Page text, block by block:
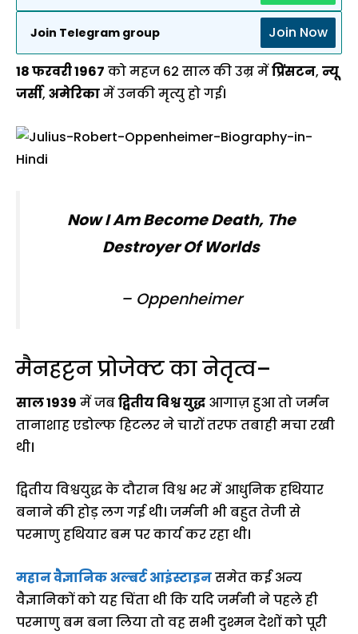
Join Telegram group Join Now
18 फरवरी 1967 को महज 62 साल की उम्र मेंप्रिंसटन, न्यू
जर्सी, अमेरिकामें उनकी मृत्यु हो गई।
Now I Am Become Death, The
Destroyer Of Worlds
– Oppenheimer
मैनहट्टन प्रोजेक्ट का नेतृत्व–
साल 1939 में जबद्वितीय विश्व युद्ध आगाज़ हुआ तो जर्मन
तानाशाह एडोल्फ हिटलर ने चारों तरफ तबाही मचा रखी
थी।
द्वितीय विश्वयुद्ध के दौरान विश्व भर में आधुनिक हथियार
बनाने की होड़ लग गई थी। जर्मनी भी बहुत तेजी से
परमाणु हथियार बम पर कार्य कर रहा थी।
महान वैज्ञानिकअल्बर्ट आइंस्टाइनसमेत कई अन्य
वैज्ञानिकों को यह चिंता थी कि यदि जर्मनी ने पहले ही
परमाणु बम बना लिया तो वह सभी दुश्मन देशों को पूरी